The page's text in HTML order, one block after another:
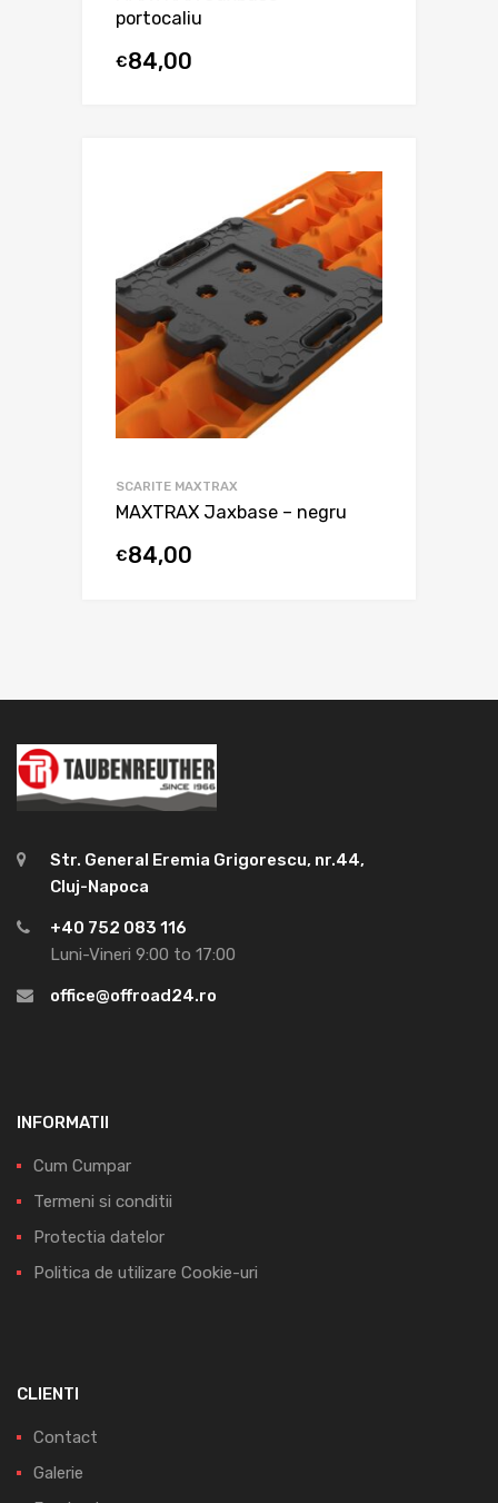
portocaliu
€84,00
SCARITE MAXTRAX
MAXTRAX Jaxbase – negru
€84,00
Str. General Eremia Grigorescu, nr.44,
Cluj-Napoca
+40 752 083 116
Luni-Vineri 9:00 to 17:00
office@offroad24.ro
INFORMATII
Cum Cumpar
Termeni si conditii
Protectia datelor
Politica de utilizare Cookie-uri
CLIENTI
Contact
Galerie